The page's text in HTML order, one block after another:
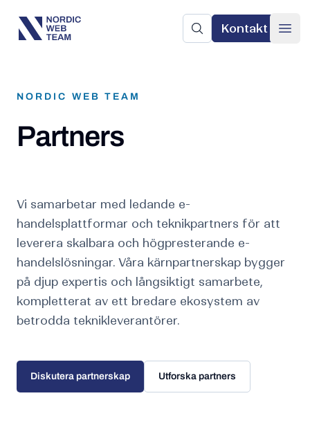
Nordic Web Team Sök på sajten
Kontakt
NORDIC WEB TEAM
Partners
Vi samarbetar med ledande e-
handelsplattformar och teknikpartners för att
leverera skalbara och högpresterande e-
handelslösningar. Våra kärnpartnerskap bygger
på djup expertis och långsiktigt samarbete,
kompletterat av ett bredare ekosystem av
betrodda teknikleverantörer.
Diskutera partnerskap Utforska partners